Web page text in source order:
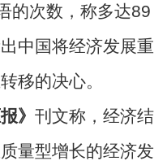
的次数，称多达89
中国将经济发展重
移的决心。
》 刊文称，经济结
量型增长的经济发